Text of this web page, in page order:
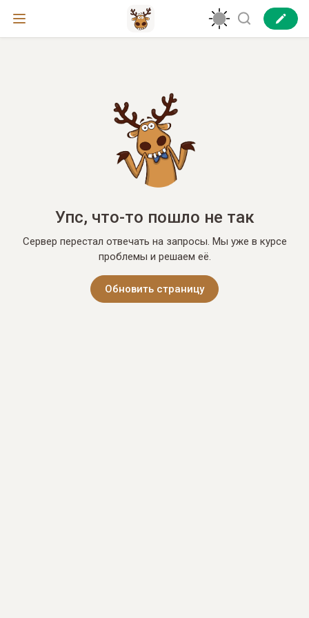
Упс, что-то пошло не так
Сервер перестал отвечать на запросы. Мы уже в курсе
проблемы и решаем её.
Обновить страницу